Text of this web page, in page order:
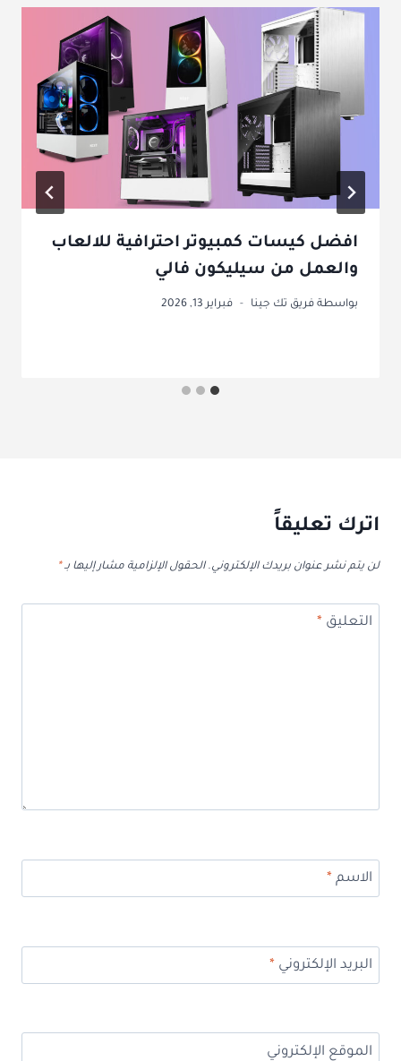
افضل كيسات كمبيوتر احترافية للالعاب
والعمل من سيليكون فالي
بواسطة فريق تك جينا فبراير 13, 2026
اترك تعليقاً
لن يتم نشر عنوان بريدك الإلكتروني. الحقول الإلزامية مشار إليها بـ*
التعليق*
الاسم*
البريد الإلكتروني*
الموقع الإلكتروني